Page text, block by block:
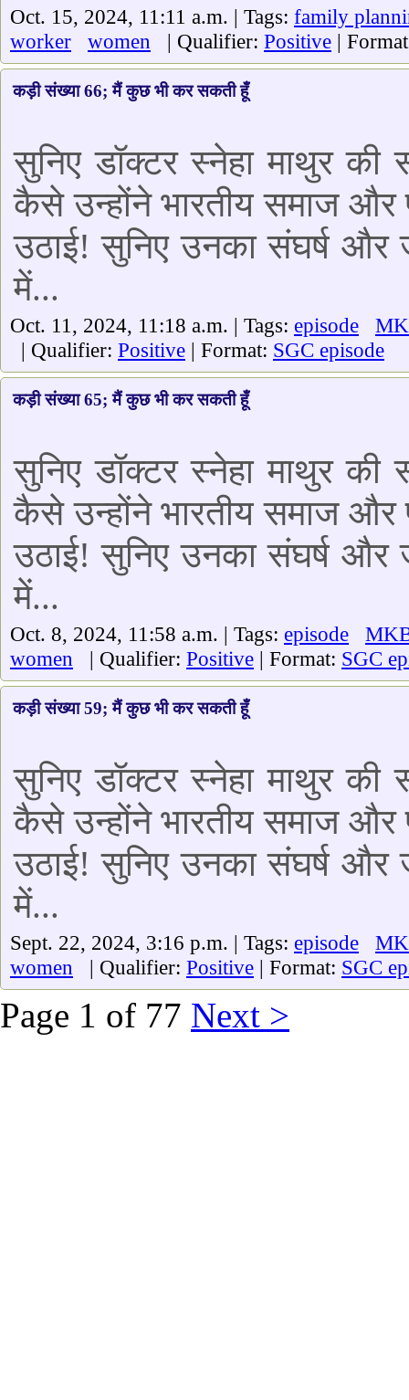
Oct. 15, 2024, 11:11 a.m. | Tags: family
worker
women | Qualifier: Positive |
कड़ी संख्या 66; मैं कुछ भी कर सकती हूँ
सुनिए डॉक्टर स्नेहा माथुर
कैसे उन्होंने भारतीय समाज और
उठाई! सुनिए उनका संघर्ष और
में...
Oct. 11, 2024, 11:18 a.m. | Tags: episode
| Qualifier: Positive | Format: SGC episode
कड़ी संख्या 65; मैं कुछ भी कर सकती हूँ
सुनिए डॉक्टर स्नेहा माथुर
कैसे उन्होंने भारतीय समाज और
उठाई! सुनिए उनका संघर्ष और
में...
Oct. 8, 2024, 11:58 a.m. | Tags: episode
women | Qualifier: Positive | Format: SGC
कड़ी संख्या 59; मैं कुछ भी कर सकती हूँ
सुनिए डॉक्टर स्नेहा माथुर
कैसे उन्होंने भारतीय समाज और
उठाई! सुनिए उनका संघर्ष और
में...
Sept. 22, 2024, 3:16 p.m. | Tags: episode
women | Qualifier: Positive | Format: SGC
Page 1 of 77 Next >